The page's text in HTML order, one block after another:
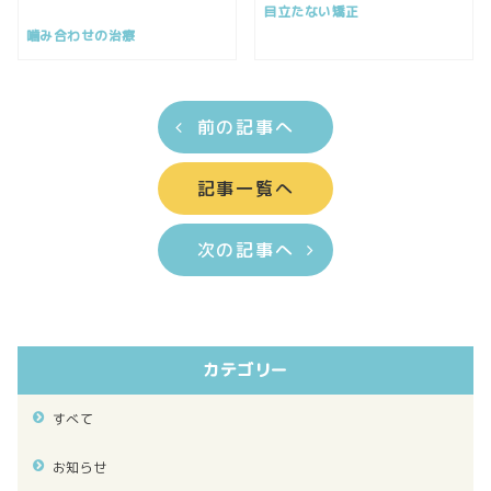
噛み合わせの治療
目立たない矯正
前の記事へ
記事一覧へ
次の記事へ
カテゴリー
すべて
お知らせ